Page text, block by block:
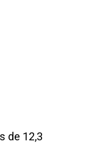
de 12,3